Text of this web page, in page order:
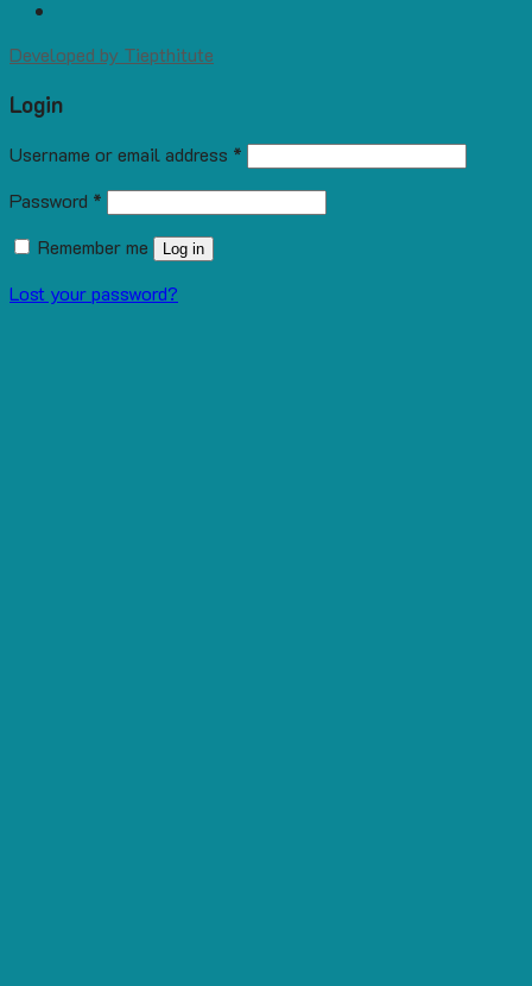
Developed by Tiepthitute
Login
Username or email address *
Password *
Remember me
Log in
Lost your password?